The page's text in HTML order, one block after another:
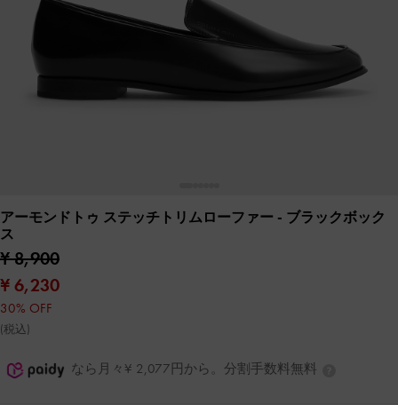
アーモンドトゥ ステッチトリムローファー - ブラックボック
ス
¥ 8,900
¥ 6,230
30% OFF
(税込)
なら月々¥ 2,077円から。分割手数料無料